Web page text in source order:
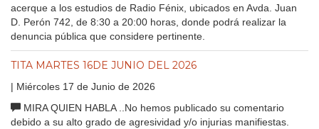
acerque a los estudios de Radio Fénix, ubicados en Avda. Juan
D. Perón 742, de 8:30 a 20:00 horas, donde podrá realizar la
denuncia pública que considere pertinente.
TITA MARTES 16DE JUNIO DEL 2026
| Miércoles 17 de Junio de 2026
MIRA QUIEN HABLA ..No hemos publicado su comentario
debido a su alto grado de agresividad y/o injurias manifiestas.